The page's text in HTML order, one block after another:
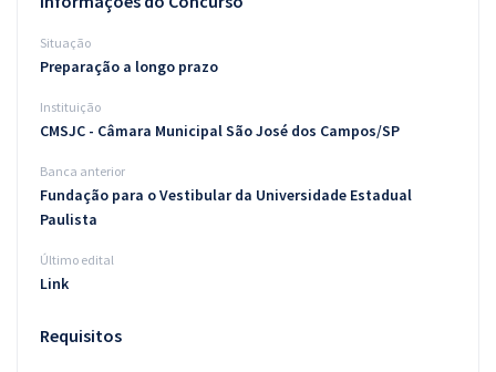
Conteúdo gratuito
Blog
Atendimento
Situação
Preparação a longo prazo
Instituição
CMSJC - Câmara Municipal São José dos Campos/SP
Banca anterior
Fundação para o Vestibular da Universidade Estadual
Paulista
Último edital
Link
Requisitos